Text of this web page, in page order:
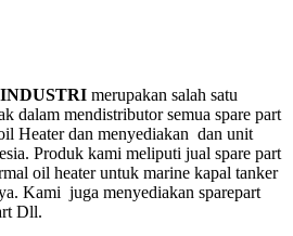
merupakan salah satu
dalam mendistributor semua spare part
Heater dan menyediakan dan unit
Produk kami meliputi jual spare part
oil heater untuk marine kapal tanker
Kami juga menyediakan sparepart
Dll.